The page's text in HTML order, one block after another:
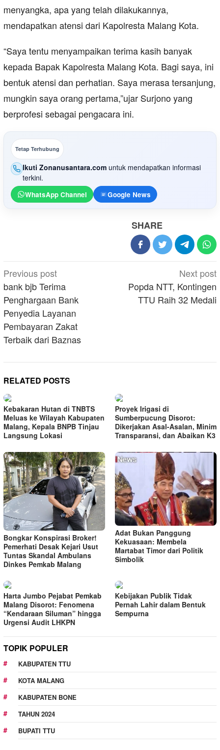
menyangka, apa yang telah dilakukannya,
mendapatkan atensi dari Kapolresta Malang Kota.
“Saya tentu menyampaikan terima kasih banyak
kepada Bapak Kapolresta Malang Kota. Bagi saya, ini
bentuk atensi dan perhatian. Saya merasa tersanjung,
mungkin saya orang pertama,”ujar Surjono yang
berprofesi sebagai pengacara ini.
Tetap Terhubung
Ikuti Zonanusantara.com untuk mendapatkan informasi
terkini.
WhatsApp Channel Google News
SHARE
Post
navigation
Previous post
bank bjb Terima
Penghargaan Bank
Penyedia Layanan
Pembayaran Zakat
Terbaik dari Baznas
Next post
Popda NTT, Kontingen
TTU Raih 32 Medali
RELATED POSTS
Kebakaran Hutan di TNBTS
Meluas ke Wilayah Kabupaten
Malang, Kepala BNPB Tinjau
Langsung Lokasi
Proyek Irigasi di
Sumberpucung Disorot:
Dikerjakan Asal-Asalan, Minim
Transparansi, dan Abaikan K3
Bongkar Konspirasi Broker!
Pemerhati Desak Kejari Usut
Tuntas Skandal Ambulans
Dinkes Pemkab Malang
Adat Bukan Panggung
Kekuasaan: Membela
Martabat Timor dari Politik
Simbolik
Harta Jumbo Pejabat Pemkab
Malang Disorot: Fenomena
“Kendaraan Siluman” hingga
Urgensi Audit LHKPN
Kebijakan Publik Tidak
Pernah Lahir dalam Bentuk
Sempurna
TOPIK POPULER
KABUPATEN TTU
KOTA MALANG
KABUPATEN BONE
TAHUN 2024
BUPATI TTU